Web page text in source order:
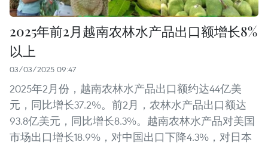
2025年前2月越南农林水产品出口额增长8%
以上
03/03/2025 09:47
2025年2月份，越南农林水产品出口额约达44亿美
元，同比增长37.2%。前2月，农林水产品出口额达
93.8亿美元，同比增长8.3%。越南农林水产品对美国
市场出口增长18.9%，对中国出口下降4.3%，对日本